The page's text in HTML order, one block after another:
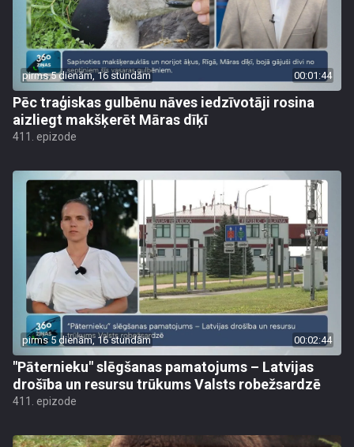
pirms 5 dienām, 16 stundām 00:01:44
Pēc traģiskas gulbēnu nāves iedzīvotāji rosina
aizliegt makšķerēt Māras dīķī
411. epizode
pirms 5 dienām, 16 stundām 00:02:44
"Pāternieku" slēgšanas pamatojums – Latvijas
drošība un resursu trūkums Valsts robežsardzē
411. epizode